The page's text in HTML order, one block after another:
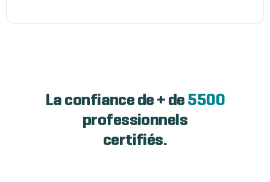
La confiance de + de 5500
professionnels
certifiés.